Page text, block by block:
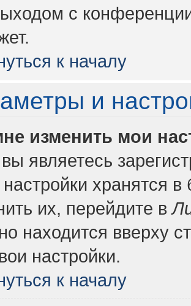
с
к началу
и
изменить мои
являетесь
хранятся
их, перейдите в
находится вверху
настройки.
к началу